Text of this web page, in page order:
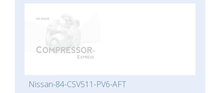
Nissan-84-CSV511-PV6-AFT